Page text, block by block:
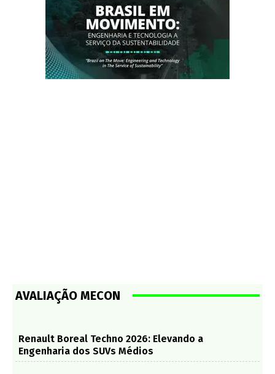
AVALIAÇÃO MECON
Renault Boreal Techno 2026: Elevando a
Engenharia dos SUVs Médios